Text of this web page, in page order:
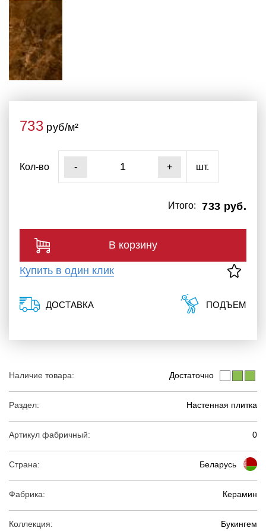
Наличие товара: Достаточно
Раздел: Настенная плитка
Артикул фабричный: 0
Страна: Беларусь
Фабрика: Керамин
Коллекция: Букингем
733 руб/м²
Кол-во - + шт.
733 руб.
Итого:
В корзину
Купить в один клик
ДОСТАВКА ПОДЪЕМ